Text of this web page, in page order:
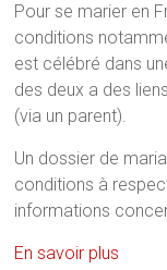
Pour se marier en
conditions
est célébré dans
des deux a des
(via un parent).
Un dossier de
conditions à
informations
En savoir plus